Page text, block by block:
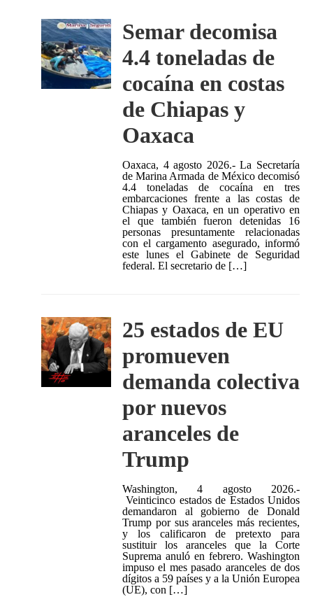
Semar decomisa
4.4 toneladas de
cocaína en costas
de Chiapas y
Oaxaca
Oaxaca, 4 agosto 2026.- La Secretaría
de Marina Armada de México decomisó
4.4 toneladas de cocaína en tres
embarcaciones frente a las costas de
Chiapas y Oaxaca, en un operativo en
el que también fueron detenidas 16
personas presuntamente relacionadas
con el cargamento asegurado, informó
este lunes el Gabinete de Seguridad
federal. El secretario de […]
25 estados de EU
promueven
demanda colectiva
por nuevos
aranceles de
Trump
Washington, 4 agosto 2026.-
Veinticinco estados de Estados Unidos
demandaron al gobierno de Donald
Trump por sus aranceles más recientes,
y los calificaron de pretexto para
sustituir los aranceles que la Corte
Suprema anuló en febrero. Washington
impuso el mes pasado aranceles de dos
dígitos a 59 países y a la Unión Europea
(UE), con […]